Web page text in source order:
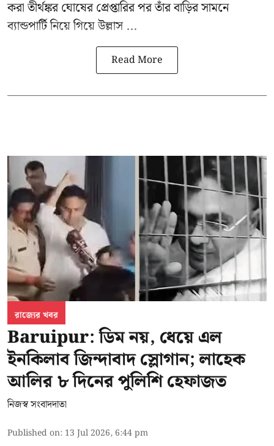
করা তীর্থঙ্কর ঘোষের প্রেপ্তারির পর তাঁর বাড়ির সামনে
ব্যান্ডপার্টি নিয়ে গিয়ে উল্লাস ...
Read More
রাজ্যের খবর
Baruipur: ডিম নয়, ধেয়ে এল
ইনকিলাব জিন্দাবাদ স্লোগান; লাহেক
আলির ৮ দিনের পুলিশি হেফাজত
নিজস্ব সংবাদদাতা
Published on: 13 Jul 2026, 6:44 pm